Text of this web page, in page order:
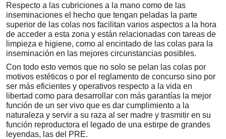
Respecto a las cubriciones a la mano como de las
inseminaciones el hecho que tengan peladas la parte
superior de las colas nos facilitan varios aspectos a la hora
de acceder a esta zona y están relacionadas con tareas de
limpieza e higiene, como al encintado de las colas para la
inseminación en las mejores circunstancias posibles.
Con todo esto vemos que no solo se pelan las colas por
motivos estéticos o por el reglamento de concurso sino por
ser más eficientes y operativos respecto a la vida en
libertad como para desarrollar con más garantías la mejor
función de un ser vivo que es dar cumplimiento a la
naturaleza y servir a su raza al ser madre y trasmitir en su
función reproductora el legado de una estirpe de grandes
leyendas, las del PRE.